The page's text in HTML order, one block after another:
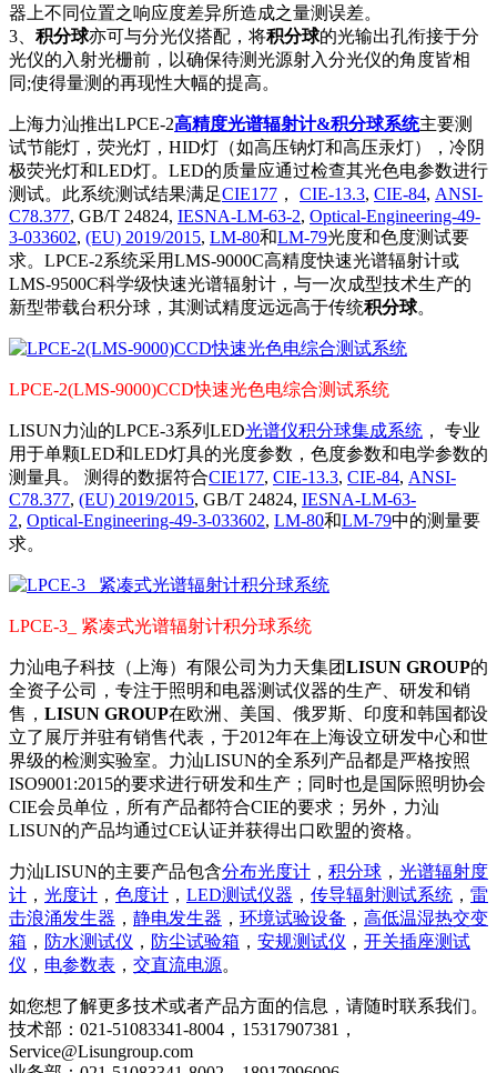
器上不同位置之响应度差异所造成之量测误差。
3、 积分球亦可与分光仪搭配，将积分球的光输出孔衔接于分
光仪的入射光栅前，以确保待测光源射入分光仪的角度皆相
同;使得量测的再现性大幅的提高。
上海力汕推出LPCE-2高精度光谱辐射计&积分球系统主要测
试节能灯，荧光灯，HID灯（如高压钠灯和高压汞灯），冷阴
极荧光灯和LED灯。LED的质量应通过检查其光色电参数进行
测试。此系统测试结果满足CIE177 ， CIE-13.3, CIE-84, ANSI-
C78.377, GB/T 24824, IESNA-LM-63-2, Optical-Engineering-49-
3-033602, (EU) 2019/2015, LM-80和LM-79光度和色度测试要
求。LPCE-2系统采用LMS-9000C高精度快速光谱辐射计或
LMS-9500C科学级快速光谱辐射计，与一次成型技术生产的
新型带载台积分球，其测试精度远远高于传统积分球。
LPCE-2(LMS-9000)CCD快速光色电综合测试系统
LISUN力汕的LPCE-3系列LED光谱仪积分球集成系统 ， 专业
用于单颗LED和LED灯具的光度参数，色度参数和电学参数的
测量具。 测得的数据符合CIE177, CIE-13.3, CIE-84, ANSI-
C78.377, (EU) 2019/2015, GB/T 24824, IESNA-LM-63-
2, Optical-Engineering-49-3-033602, LM-80和LM-79中的测量要
求。
LPCE-3_ 紧凑式光谱辐射计积分球系统
力汕电子科技（上海）有限公司为力天集团LISUN GROUP的
全资子公司，专注于照明和电器测试仪器的生产、研发和销
售， LISUN GROUP在欧洲、美国、俄罗斯、印度和韩国都设
立了展厅并驻有销售代表，于2012年在上海设立研发中心和世
界级的检测实验室。力汕LISUN的全系列产品都是严格按照
ISO9001:2015的要求进行研发和生产；同时也是国际照明协会
CIE会员单位，所有产品都符合CIE的要求；另外，力汕
LISUN的产品均通过CE认证并获得出口欧盟的资格。
力汕LISUN的主要产品包含分布光度计 ， 积分球 ， 光谱辐射度
计 ， 光度计 ， 色度计 ， LED测试仪器 ， 传导辐射测试系统 ， 雷
击浪涌发生器 ， 静电发生器 ， 环境试验设备 ， 高低温湿热交变
箱 ， 防水测试仪 ， 防尘试验箱 ， 安规测试仪 ， 开关插座测试
仪 ， 电参数表 ， 交直流电源。
如您想了解更多技术或者产品方面的信息，请随时联系我们。
技术部：021-51083341-8004，15317907381，
Service@Lisungroup.com